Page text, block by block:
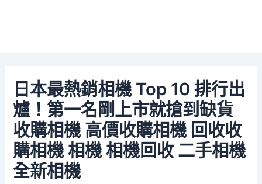
日本最熱銷相機 Top 10 排行出
爐！第一名剛上市就搶到缺貨
收購相機 高價收購相機 回收收
購相機 相機 相機回收 二手相機
全新相機